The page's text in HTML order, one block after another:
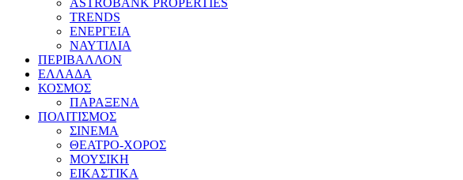
ASTROBANK PROPERTIES
TRENDS
ΕΝΕΡΓΕΙΑ
ΝΑΥΤΙΛΙΑ
ΠΕΡΙΒΑΛΛΟΝ
ΕΛΛΑΔΑ
ΚΟΣΜΟΣ
ΠΑΡΑΞΕΝΑ
ΠΟΛΙΤΙΣΜΟΣ
ΣΙΝΕΜΑ
ΘΕΑΤΡΟ-ΧΟΡΟΣ
ΜΟΥΣΙΚΗ
ΕΙΚΑΣΤΙΚΑ